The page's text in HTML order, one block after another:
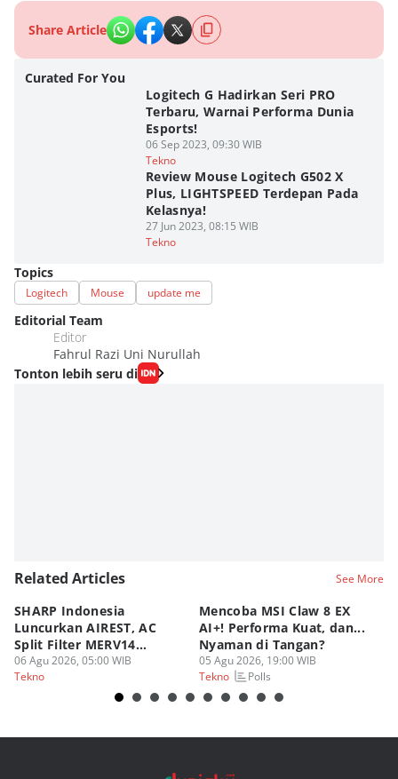
Share Article
Curated For You
Logitech G Hadirkan Seri PRO
Terbaru, Warnai Performa Dunia
Esports!
06 Sep 2023, 09:30 WIB
Tekno
Review Mouse Logitech G502 X
Plus, LIGHTSPEED Terdepan Pada
Kelasnya!
27 Jun 2023, 08:15 WIB
Tekno
Topics
Logitech Mouse update me
Editorial Team
Editor
Fahrul Razi Uni Nurullah
Tonton lebih seru di
Related Articles See More
SHARP Indonesia
Luncurkan AIREST, AC
Split Filter MERV14
Perdana!
06 Agu 2026, 05:00 WIB
Tekno
Mencoba MSI Claw 8 EX
AI+! Performa Kuat, dan...
Nyaman di Tangan?
05 Agu 2026, 19:00 WIB
Tekno
Polls